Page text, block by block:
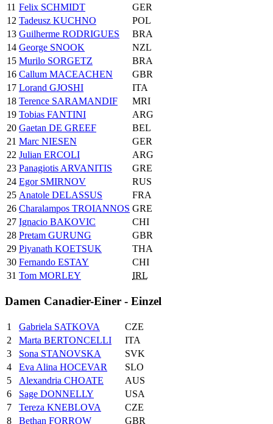
11 Felix SCHMIDT
GER
12 Tadeusz KUCHNO
POL
13 Guilherme RODRIGUES
BRA
14 George SNOOK
NZL
15 Murilo SORGETZ
BRA
16 Callum MACEACHEN
GBR
17 Lorand GJOSHI
ITA
18 Terence SARAMANDIF
MRI
19 Tobias FANTINI
ARG
20 Gaetan DE GREEF
BEL
21 Marc NIESEN
GER
22 Julian ERCOLI
ARG
23 Panagiotis ARVANITIS
GRE
24 Egor SMIRNOV
RUS
25 Anatole DELASSUS
FRA
26 Charalampos TROIANNOS GRE
27 Ignacio BAKOVIC
CHI
28 Pretam GURUNG
GBR
29 Piyanath KOETSUK
THA
30 Fernando ESTAY
CHI
31 Tom MORLEY IRL
Damen Canadier-Einer - Einzel
1 Gabriela SATKOVA
CZE
2
Marta BERTONCELLI
ITA
3
Sona STANOVSKA
SVK
4
Eva Alina HOCEVAR
SLO
5
Alexandria CHOATE
AUS
6
Sage DONNELLY
USA
7
Tereza KNEBLOVA
CZE
8
Bethan FORROW GBR